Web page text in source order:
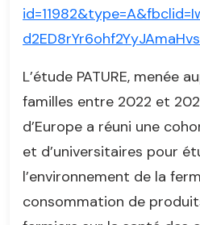
L’étude PATURE, menée
familles entre 2022 et
d’Europe a réuni une
et d’universitaires pour
l’environnement de la
consommation de